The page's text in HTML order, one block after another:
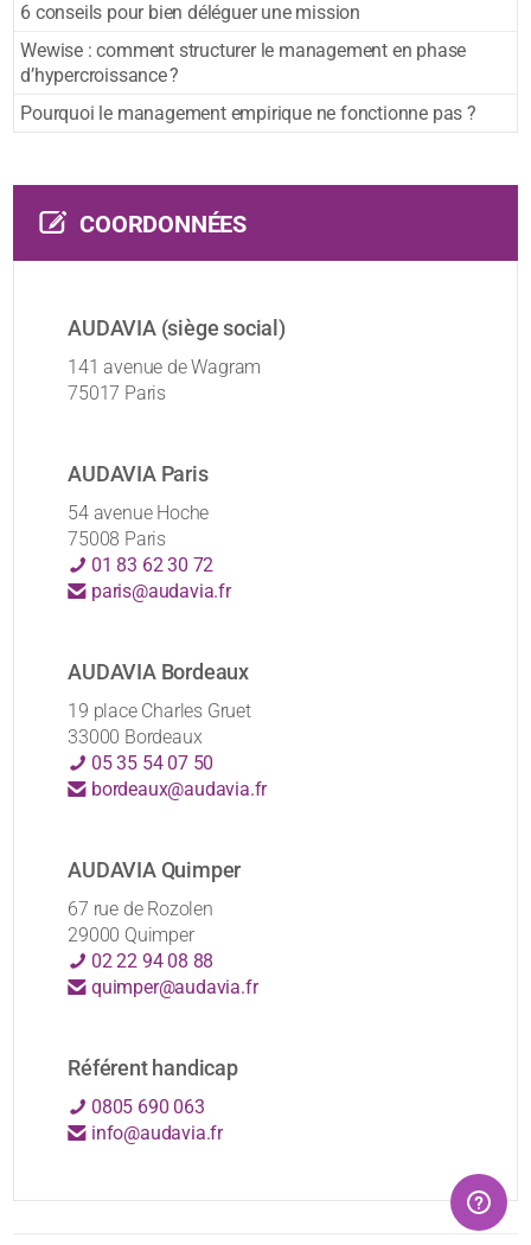
6 conseils pour bien déléguer une mission
Wewise : comment structurer le management en phase
d’hypercroissance ?
Pourquoi le management empirique ne fonctionne pas ?
COORDONNÉES
AUDAVIA (siège social)
141 avenue de Wagram
75017 Paris
AUDAVIA Paris
54 avenue Hoche
75008 Paris
01 83 62 30 72
paris@audavia.fr
AUDAVIA Bordeaux
19 place Charles Gruet
33000 Bordeaux
05 35 54 07 50
bordeaux@audavia.fr
AUDAVIA Quimper
67 rue de Rozolen
29000 Quimper
02 22 94 08 88
quimper@audavia.fr
Référent handicap
0805 690 063
info@audavia.fr